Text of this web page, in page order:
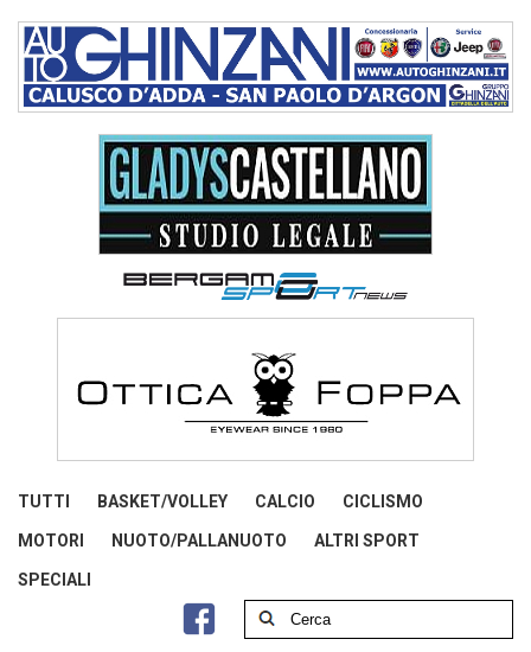
TUTTI BASKET/VOLLEY CALCIO CICLISMO
MOTORI NUOTO/PALLANUOTO ALTRI SPORT
SPECIALI